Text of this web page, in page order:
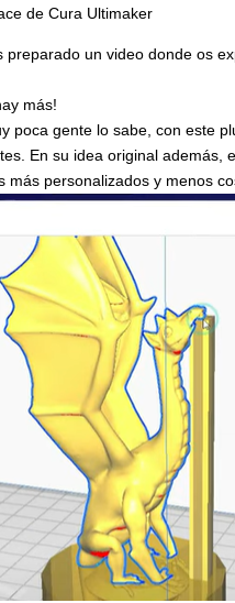
de Cura Ultimaker
preparado un video donde os
más!
poca gente lo sabe, con este
En su idea original además,
más personalizados y menos